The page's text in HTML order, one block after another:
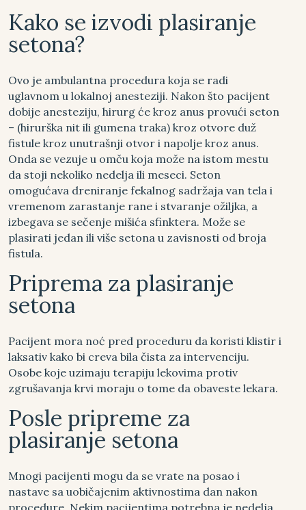
Kako se izvodi plasiranje
setona?
Ovo je ambulantna procedura koja se radi
uglavnom u lokalnoj anesteziji. Nakon što pacijent
dobije anesteziju, hirurg će kroz anus provući seton
– (hirurška nit ili gumena traka) kroz otvore duž
fistule kroz unutrašnji otvor i napolje kroz anus.
Onda se vezuje u omču koja može na istom mestu
da stoji nekoliko nedelja ili meseci. Seton
omogućava dreniranje fekalnog sadržaja van tela i
vremenom zarastanje rane i stvaranje ožiljka, a
izbegava se sečenje mišića sfinktera. Može se
plasirati jedan ili više setona u zavisnosti od broja
fistula.
Priprema za plasiranje
setona
Pacijent mora noć pred proceduru da koristi klistir i
laksativ kako bi creva bila čista za intervenciju.
Osobe koje uzimaju terapiju lekovima protiv
zgrušavanja krvi moraju o tome da obaveste lekara.
Posle pripreme za
plasiranje setona
Mnogi pacijenti mogu da se vrate na posao i
nastave sa uobičajenim aktivnostima dan nakon
procedure. Nekim pacijentima potrebna je nedelja